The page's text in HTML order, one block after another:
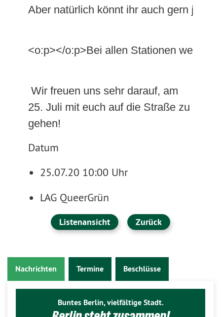
Aber natürlich könnt ihr auch gern
<o:p></o:p>Bei allen Stationen werden
Wir freuen uns sehr darauf, am
25. Juli mit euch auf die Straße zu
gehen!
Datum
25.07.20 10:00 Uhr
LAG QueerGrün
Listenansicht Zurück
Nachrichten Termine Beschlüsse
Buntes Berlin, vielfältige Stadt.